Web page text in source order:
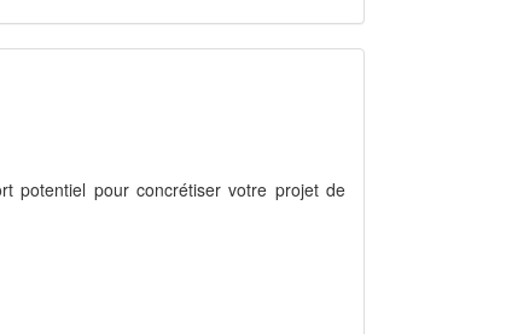
potentiel pour concrétiser votre projet de